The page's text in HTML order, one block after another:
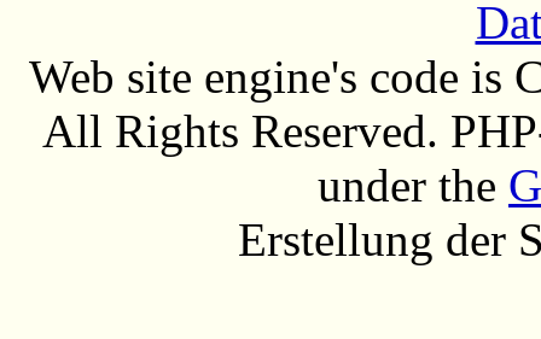
Web site engine's code
All Rights Reserved.
under the
Erstellung der